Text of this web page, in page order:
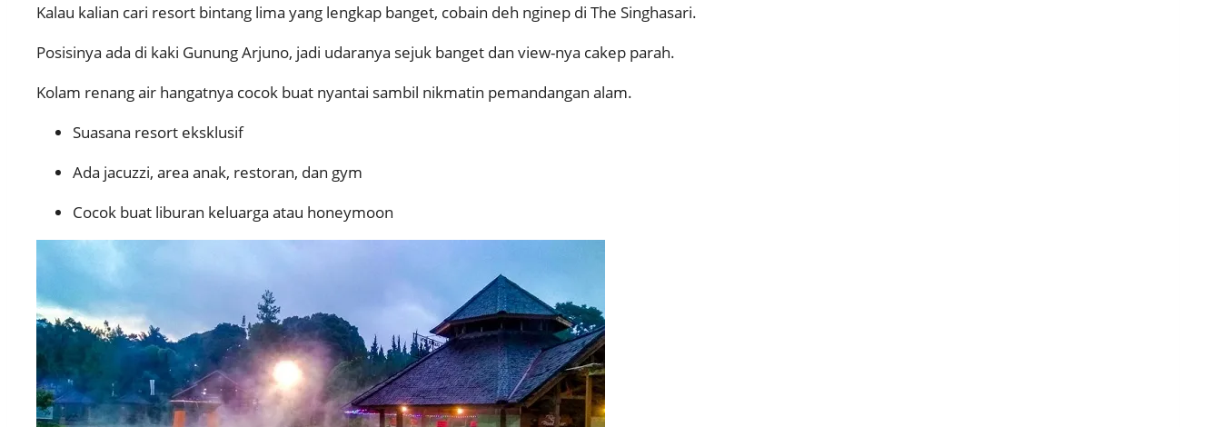
Kalau kalian cari resort bintang lima yang lengkap banget, cobain deh nginep di The Singhasari.
Posisinya ada di kaki Gunung Arjuno, jadi udaranya sejuk banget dan view-nya cakep parah.
Kolam renang air hangatnya cocok buat nyantai sambil nikmatin pemandangan alam.
Suasana resort eksklusif
Ada jacuzzi, area anak, restoran, dan gym
Cocok buat liburan keluarga atau honeymoon